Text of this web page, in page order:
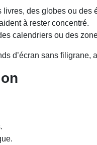
livres, des globes ou
à rester concentré.
calendriers ou des
d’écran sans filigrane,